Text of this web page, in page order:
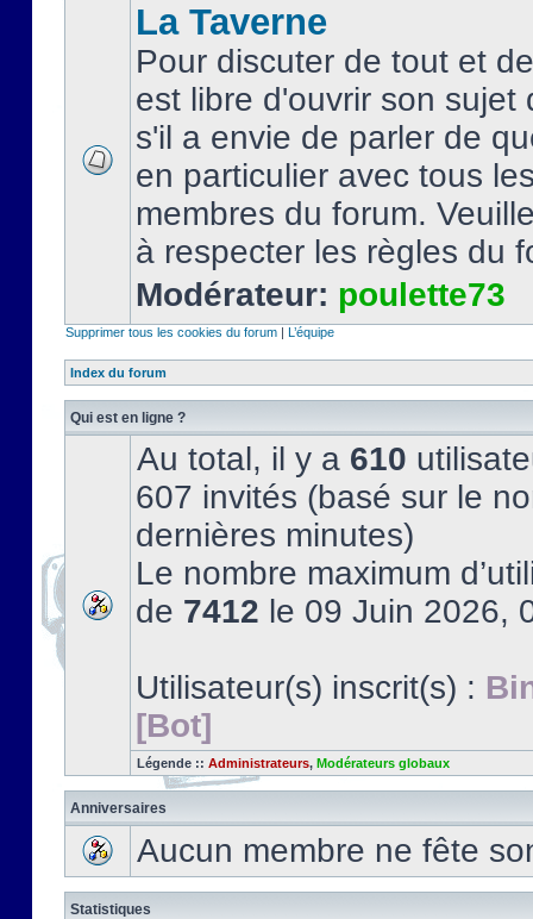
La Taverne
Pour discuter de tout et
est libre d'ouvrir son sujet
s'il a envie de parler de
en particulier avec tous
membres du forum.
à respecter les règles du
Modérateur: poulette73
Supprimer tous les cookies du forum | L’équipe
Index du forum
Qui est en ligne ?
Au total, il y a 610
607 invités (basé sur le
dernières minutes)
Le nombre maximum
de 7412 le 09 Juin 2026,
Utilisateur(s) inscrit(s) :
[Bot]
Légende :: Administrateurs, Modérateurs globaux
Anniversaires
Aucun membre ne fête
Statistiques